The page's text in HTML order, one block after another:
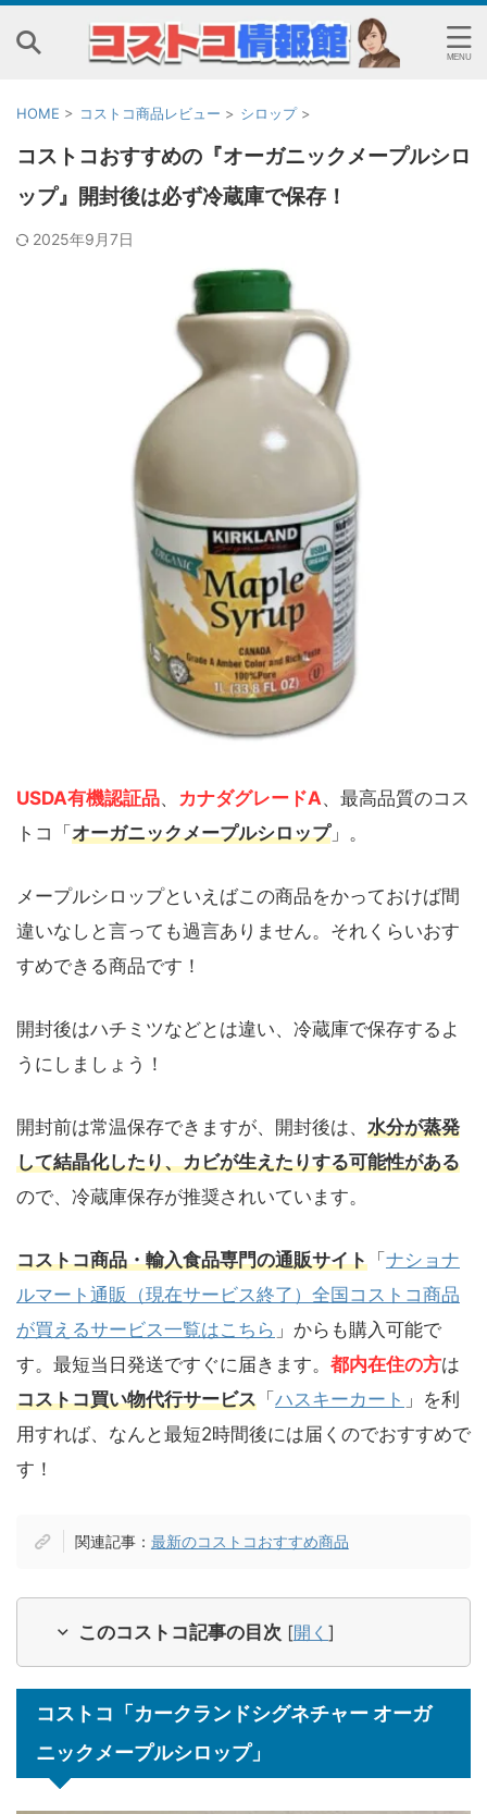
HOME > コストコ商品レビュー > シロップ >
コストコおすすめの『オーガニックメープルシロ
ップ』開封後は必ず冷蔵庫で保存！
2025年9月7日
USDA有機認証品、 カナダグレードA、最高品質のコス
トコ「 オーガニックメープルシロップ」。
メープルシロップといえばこの商品をかっておけば間
違いなしと言っても過言ありません。それくらいおす
すめできる商品です！
開封後はハチミツなどとは違い、冷蔵庫で保存するよ
うにしましょう！
開封前は常温保存できますが、開封後は、 水分が蒸発
して結晶化したり、カビが生えたりする可能性がある
ので、冷蔵庫保存が推奨されいています。
コストコ商品・輸入食品専門の通販サイト 「 ナショナ
ルマート通販（現在サービス終了）全国コストコ商品
が買えるサービス一覧はこちら 」からも購入可能で
す。最短当日発送ですぐに届きます。 都内在住の方は
コストコ買い物代行サービス 「 ハスキーカート 」を利
用すれば、なんと最短2時間後には届くのでおすすめで
す！
関連記事： 最新のコストコおすすめ商品
このコストコ記事の目次 [開く ]
コストコ「カークランドシグネチャー オーガ
ニックメープルシロップ」